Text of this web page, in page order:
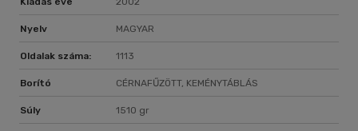
Nyelv MAGYAR
Oldalak száma: 1113
Borító CÉRNAFŰZÖTT, KEMÉNYTÁBLÁS
Súly 1510 gr